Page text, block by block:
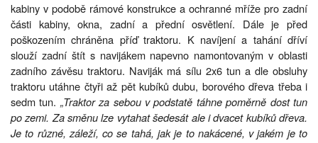
kabiny v podobě rámové konstrukce a ochranné mříže pro zadní
části kabiny, okna, zadní a přední osvětlení. Dále je před
poškozením chráněna příď traktoru. K navíjení a tahání dříví
slouží zadní štít s navijákem napevno namontovaným v oblasti
zadního závěsu traktoru. Naviják má sílu 2x6 tun a dle obsluhy
traktoru utáhne čtyři až pět kubíků dubu, borového dřeva třeba i
sedm tun. „Traktor za sebou v podstatě táhne poměrně dost tun
po zemi. Za směnu lze vytahat šedesát ale i dvacet kubíků dřeva.
Je to různé, záleží, co se tahá, jak je to nakácené, v jakém je to